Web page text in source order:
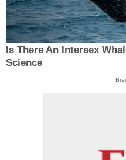
Is There An Intersex
Science